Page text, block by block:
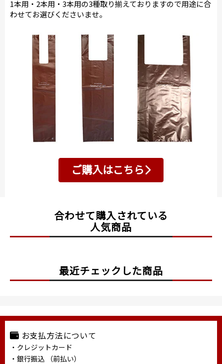
1本用・2本用・3本用の3種取り揃えておりますので用途に合
わせてお選びくださいませ。
ご購入はこちら
合わせて購入されている
人気商品
最近チェックした商品
お支払方法について
・クレジットカード
・銀行振込 （前払い）